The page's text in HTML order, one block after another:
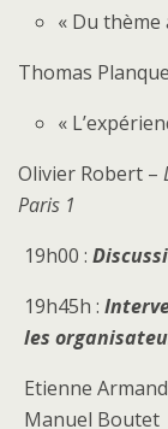
« Du thème
Thomas
«
Olivier Robert –
Paris 1
19h00 :
19h45h :
les
Etienne
Manuel Boutet